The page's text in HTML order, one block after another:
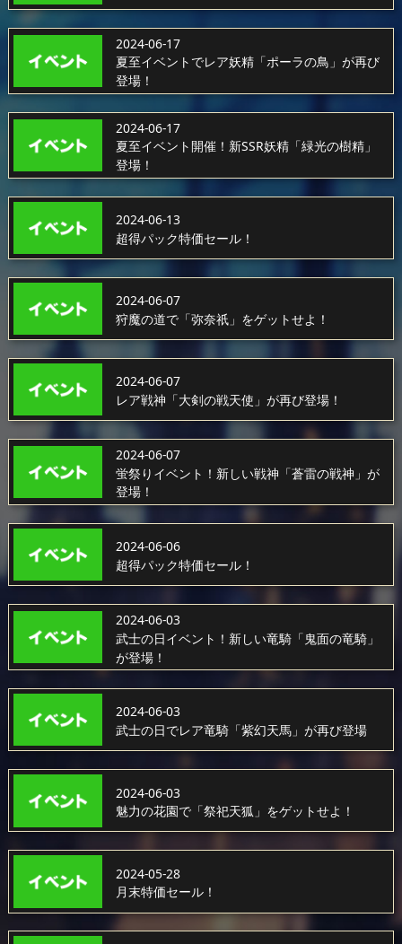
2024-06-17
夏至イベントでレア妖精「ポーラの鳥」が再び
登場！
2024-06-17
夏至イベント開催！新SSR妖精「緑光の樹精」
登場！
2024-06-13
超得パック特価セール！
2024-06-07
狩魔の道で「弥奈祇」をゲットせよ！
2024-06-07
レア戦神「大剣の戦天使」が再び登場！
2024-06-07
蛍祭りイベント！新しい戦神「蒼雷の戦神」が
登場！
2024-06-06
超得パック特価セール！
2024-06-03
武士の日イベント！新しい竜騎「鬼面の竜騎」
が登場！
2024-06-03
武士の日でレア竜騎「紫幻天馬」が再び登場
2024-06-03
魅力の花園で「祭祀天狐」をゲットせよ！
2024-05-28
月末特価セール！